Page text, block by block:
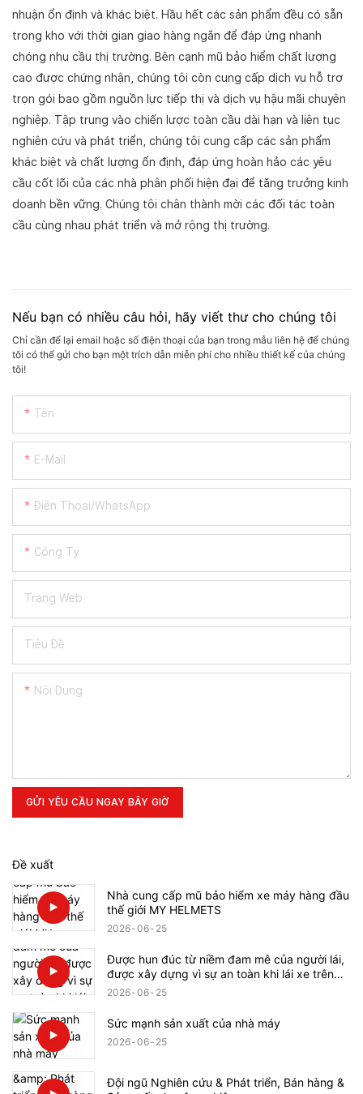
nhuận ổn định và khác biệt. Hầu hết các sản phẩm đều có sẵn
trong kho với thời gian giao hàng ngắn để đáp ứng nhanh
chóng nhu cầu thị trường. Bên cạnh mũ bảo hiểm chất lượng
cao được chứng nhận, chúng tôi còn cung cấp dịch vụ hỗ trợ
trọn gói bao gồm nguồn lực tiếp thị và dịch vụ hậu mãi chuyên
nghiệp. Tập trung vào chiến lược toàn cầu dài hạn và liên tục
nghiên cứu và phát triển, chúng tôi cung cấp các sản phẩm
khác biệt và chất lượng ổn định, đáp ứng hoàn hảo các yêu
cầu cốt lõi của các nhà phân phối hiện đại để tăng trưởng kinh
doanh bền vững. Chúng tôi chân thành mời các đối tác toàn
cầu cùng nhau phát triển và mở rộng thị trường.
Nếu bạn có nhiều câu hỏi, hãy viết thư cho chúng tôi
Chỉ cần để lại email hoặc số điện thoại của bạn trong mẫu liên hệ để chúng
tôi có thể gửi cho bạn một trích dẫn miễn phí cho nhiều thiết kế của chúng
tôi!
Tên
E-Mail
Điện Thoại/WhatsApp
Công Ty
Trang Web
Tiêu Đề
Nội Dung
GỬI YÊU CẦU NGAY BÂY GIỜ
Đề xuất
Nhà cung cấp mũ bảo hiểm xe máy hàng đầu
thế giới MY HELMETS
2026 06 25
Được hun đúc từ niềm đam mê của người lái,
được xây dựng vì sự an toàn khi lái xe trên
toàn cầu.
2026 06 25
Sức mạnh sản xuất của nhà máy
2026 06 25
Đội ngũ Nghiên cứu & Phát triển, Bán hàng &